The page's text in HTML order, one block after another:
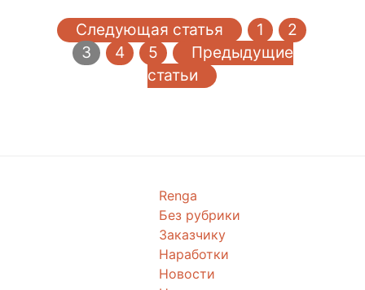
Пагинация
записей
Следующая статья 1
2
3
4 5
Предыдущие
статьи
Renga
Без рубрики
Заказчику
Наработки
Новости